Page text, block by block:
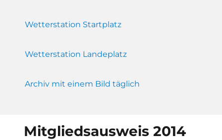
Wetterstation Startplatz
Wetterstation Landeplatz
Archiv mit einem Bild täglich
Mitgliedsausweis 2014